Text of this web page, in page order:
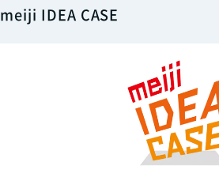
meiji IDEA CASE